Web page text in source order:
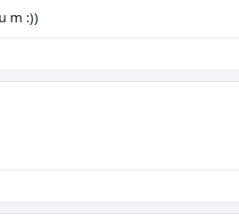
m :))